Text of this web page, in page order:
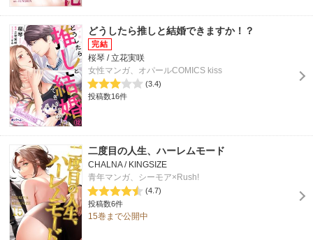
どうしたら推しと結婚できますか！？
桜琴 / 立花実咲
女性マンガ、オパールCOMICS kiss
(3.4)
投稿数16件
二度目の人生、ハーレムモード
CHALNA / KINGSIZE
青年マンガ、シーモア×Rush!
(4.7)
投稿数6件
15巻まで公開中